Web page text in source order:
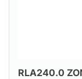
RLA240.0